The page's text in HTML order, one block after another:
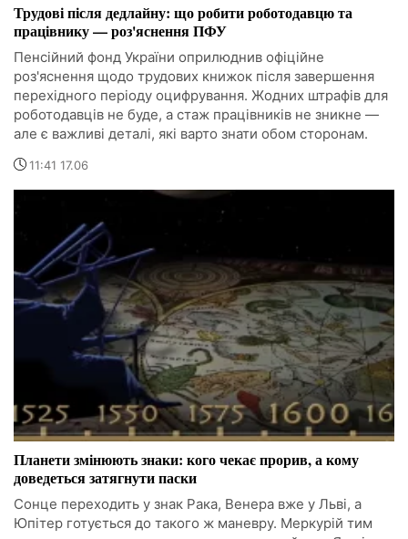
Трудові після дедлайну: що робити роботодавцю та
працівнику — роз'яснення ПФУ
Пенсійний фонд України оприлюднив офіційне
роз'яснення щодо трудових книжок після завершення
перехідного періоду оцифрування. Жодних штрафів для
роботодавців не буде, а стаж працівників не зникне —
але є важливі деталі, які варто знати обом сторонам.
11:41 17.06
Планети змінюють знаки: кого чекає прорив, а кому
доведеться затягнути паски
Сонце переходить у знак Рака, Венера вже у Льві, а
Юпітер готується до такого ж маневру. Меркурій тим